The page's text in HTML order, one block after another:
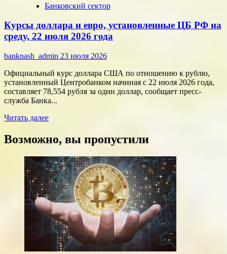
о
финансы:
скорость
против
переплат
Банковский сектор
Курсы доллара и евро, установленные ЦБ РФ на
среду, 22 июля 2026 года
banknash_admin 23 июля 2026
Официальный курс доллара США по отношению к рублю,
установленный Центробанком начиная с 22 июля 2026 года,
составляет 78,554 рубля за один доллар, сообщает пресс-
служба Банка...
Читать далееПрочитать
Курсы
и
евро,
установленные
ЦБ
РФ
на
среду,
22
июля
2026
Возможно, вы пропустили